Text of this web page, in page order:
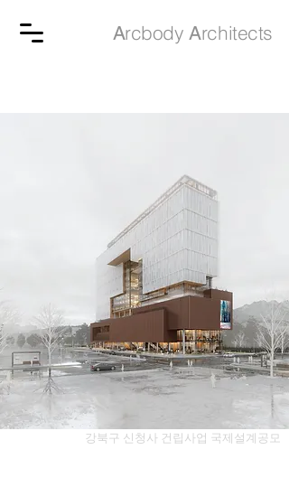
Arcbody Architects
강북구 신청사 건립사업 국제설계공모